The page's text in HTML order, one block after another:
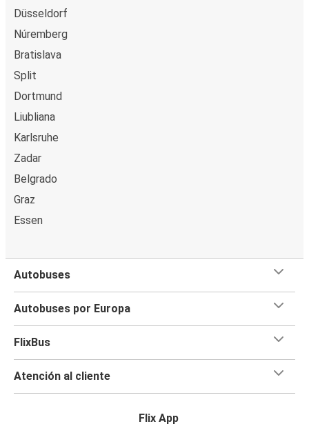
Düsseldorf
Núremberg
Bratislava
Split
Dortmund
Liubliana
Karlsruhe
Zadar
Belgrado
Graz
Essen
Autobuses
Autobuses por Europa
FlixBus
Atención al cliente
Flix App